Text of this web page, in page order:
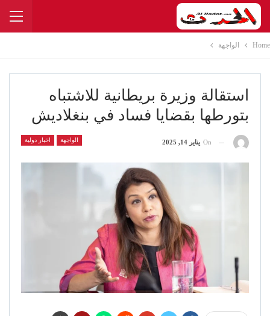
Home الواجهة
استقالة وزيرة بريطانية للاشتباه
بتورطها بقضايا فساد في بنغلاديش
الواجهة اخبار دولية On يناير 14, 2025